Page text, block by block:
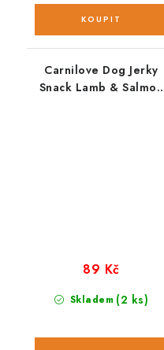
Carnilove Dog Jerky
Snack Lamb & Salmon
Skladem (2 ks)
89 Kč